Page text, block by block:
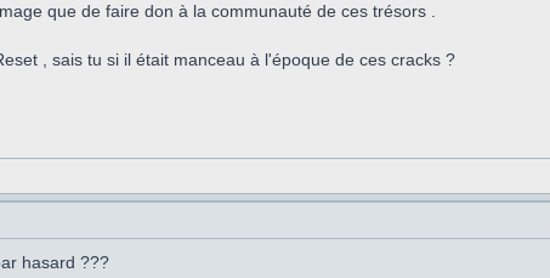
que de faire don à la communauté de ces trésors .
, sais tu si il était manceau à l'époque de ces cracks ?
hasard ???